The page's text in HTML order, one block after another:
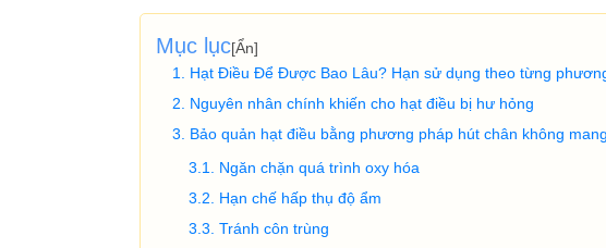
Mục lục[Ẩn]
Hạt Điều Để Được Bao Lâu? Hạn sử dụng theo từng
Nguyên nhân chính khiến cho hạt điều bị hư hỏng
Bảo quản hạt điều bằng phương pháp hút chân không
Ngăn chặn quá trình oxy hóa
Hạn chế hấp thụ độ ẩm
Tránh côn trùng